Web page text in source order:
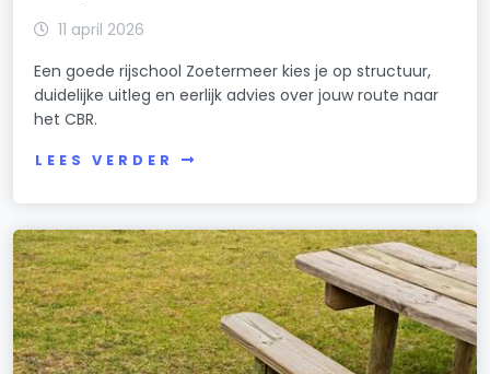
11 april 2026
Een goede rijschool Zoetermeer kies je op structuur,
duidelijke uitleg en eerlijk advies over jouw route naar
het CBR.
LEES VERDER